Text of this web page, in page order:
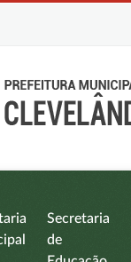
Secretaria
de